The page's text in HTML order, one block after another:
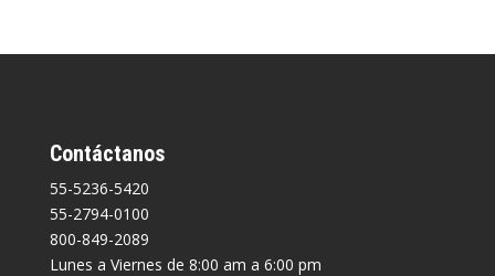
Contáctanos
55-5236-5420
55-2794-0100
800-849-2089
Lunes a Viernes de 8:00 am a 6:00 pm